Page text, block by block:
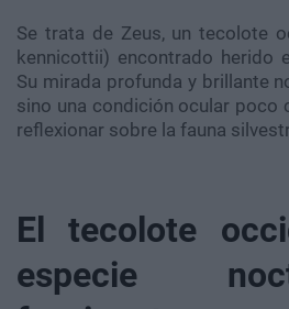
Se trata de Zeus, un tecolote
kennicottii) encontrado herido
Su mirada profunda y brillante
sino una condición ocular poco
reflexionar sobre la fauna
El tecolote
especie